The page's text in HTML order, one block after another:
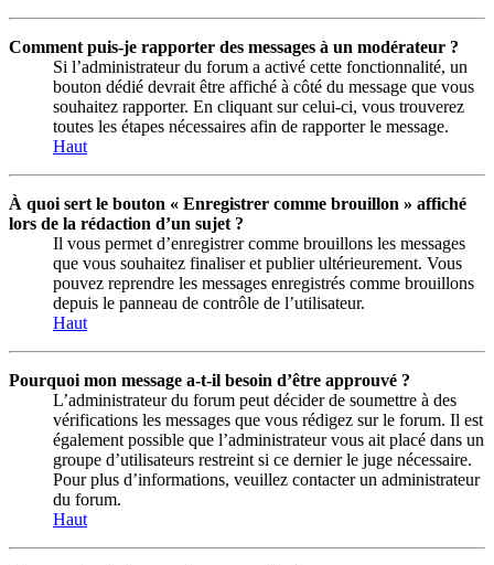
Comment puis-je rapporter des messages à un modérateur ?
Si l’administrateur du forum a activé cette fonctionnalité, un
bouton dédié devrait être affiché à côté du message que vous
souhaitez rapporter. En cliquant sur celui-ci, vous trouverez
toutes les étapes nécessaires afin de rapporter le message.
Haut
À quoi sert le bouton « Enregistrer comme brouillon » affiché
lors de la rédaction d’un sujet ?
Il vous permet d’enregistrer comme brouillons les messages
que vous souhaitez finaliser et publier ultérieurement. Vous
pouvez reprendre les messages enregistrés comme brouillons
depuis le panneau de contrôle de l’utilisateur.
Haut
Pourquoi mon message a-t-il besoin d’être approuvé ?
L’administrateur du forum peut décider de soumettre à des
vérifications les messages que vous rédigez sur le forum. Il est
également possible que l’administrateur vous ait placé dans un
groupe d’utilisateurs restreint si ce dernier le juge nécessaire.
Pour plus d’informations, veuillez contacter un administrateur
du forum.
Haut